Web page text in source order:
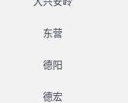
东营
德阳
德宏